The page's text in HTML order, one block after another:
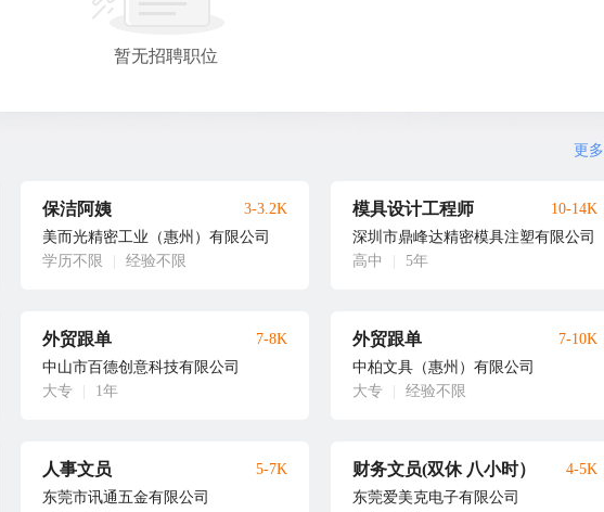
暂无招聘职位
更
保洁阿姨
美而光精密工业（惠州）有限公司
学历不限
经验不限
3-3.2K 模具设计工程师
深圳市鼎峰达精密模具注塑有限公司
高中
5年
10-14K
外贸跟单
中山市百德创意科技有限公司
大专
1年
7-8K 外贸跟单
中柏文具（惠州）有限公司
大专
经验不限
7-10K
人事文员
东莞市讯通五金有限公司
5-7K 财务文员(双休 八小时）
东莞爱美克电子有限公司
4-5K